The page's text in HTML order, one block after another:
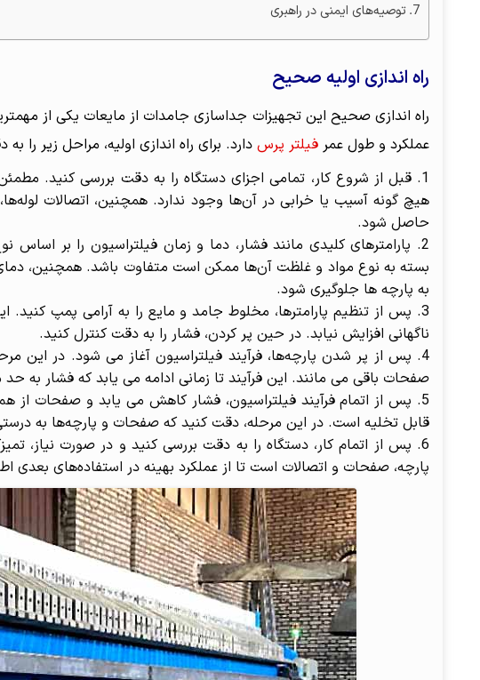
توصیه‌های ایمنی در راهبری
راه اندازی اولیه صحیح
راه اندازی صحیح این تجهیزات جداسازی جامدات از مایعات یکی از
عملکرد و طول عمر فیلتر پرسدارد. برای راه اندازی اولیه، مراحل زیر را
قبل از شروع کار، تمامی اجزای دستگاه را به دقت بررسی کنید.
هیچ گونه آسیب یا خرابی در آن‌ها وجود ندارد. همچنین، اتصالات
حاصل شود.
پارامترهای کلیدی مانند فشار، دما و زمان فیلتراسیون را بر
بسته به نوع مواد و غلظت آن‌ها ممکن است متفاوت باشد. همچنین، دمای
به پارچه ها جلوگیری شود.
پس از تنظیم پارامترها، مخلوط جامد و مایع را به آرامی پمپ
ناگهانی افزایش نیابد. در حین پر کردن، فشار را به دقت کنترل کنید.
پس از پر شدن پارچه‌ها، فرآیند فیلتراسیون آغاز می شود. در این
صفحات باقی می مانند. این فرآیند تا زمانی ادامه می یابد که فشار به
پس از اتمام فرآیند فیلتراسیون، فشار کاهش می یابد و صفحات
قابل تخلیه است. در این مرحله، دقت کنید که صفحات و پارچه‌ها به
پس از اتمام کار، دستگاه را به دقت بررسی کنید و در صورت نیاز،
پارچه، صفحات و اتصالات است تا از عملکرد بهینه در استفاده‌های